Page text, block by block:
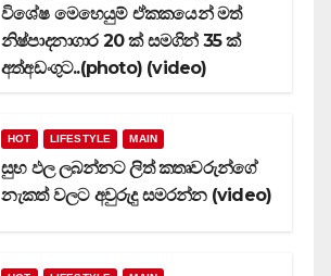
විශේෂ මෙහෙයුම් ඒකකයෙන් මත්
නිෂ්පාදනාගාර 20 ක් සමගින් 35 ක්
අත්අඩංගුට..(photo) (video)
HOT LIFESTYLE MAIN
සුභ ඵල ලබන්නට ලිත් කතෘවරුන්ගේ
නැකත් වලට අවුරුදු සමරන්න (video)